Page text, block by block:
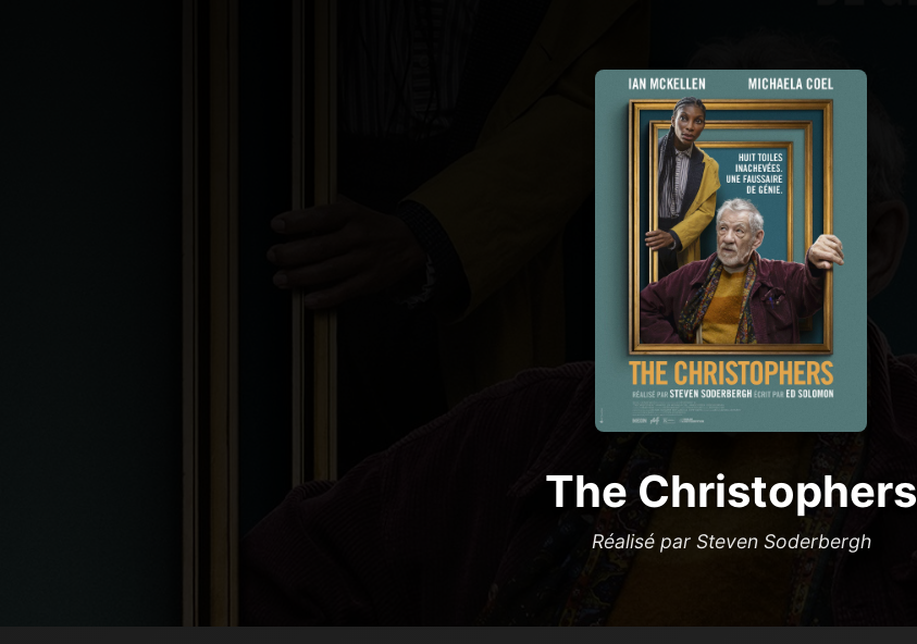
The Christophers
Réalisé par Steven Soderbergh